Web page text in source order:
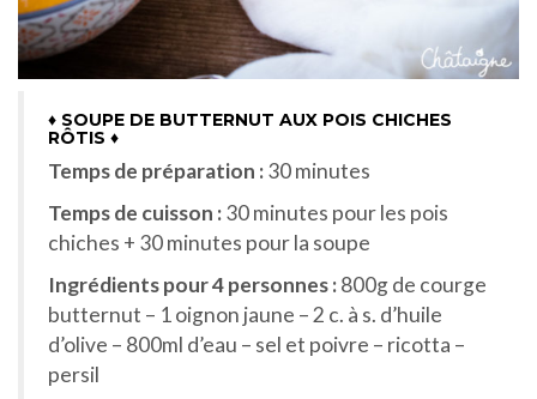
♦ SOUPE DE BUTTERNUT AUX POIS CHICHES
RÔTIS ♦
Temps de préparation :30 minutes
Temps de cuisson :30 minutes pour les pois
chiches + 30 minutes pour la soupe
Ingrédients pour 4 personnes :800g de courge
butternut – 1 oignon jaune – 2 c. à s. d’huile
d’olive – 800ml d’eau – sel et poivre – ricotta –
persil